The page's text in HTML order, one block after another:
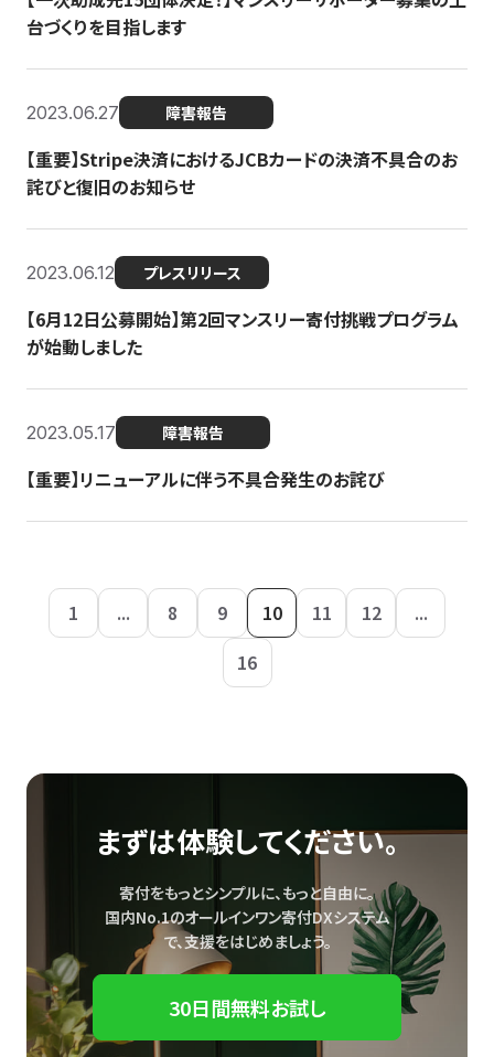
台づくりを目指します
2023.06.27 障害報告
【重要】Stripe決済におけるJCBカードの決済不具合のお
詫びと復旧のお知らせ
2023.06.12 プレスリリース
【6月12日公募開始】第2回マンスリー寄付挑戦プログラム
が始動しました
2023.05.17 障害報告
【重要】リニューアルに伴う不具合発生のお詫び
1 ... 8 9 10 11 12
...
16
まずは体験してください。
寄付をもっとシンプルに、もっと自由に。
国内No.1のオールインワン寄付DXシステム
で、支援をはじめましょう。
30日間無料お試し